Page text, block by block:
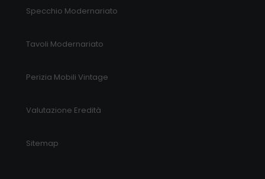
Specchio Modernariato
Tavoli Modernariato
Perizia Mobili Vintage
Valutazione Eredità
Sitemap